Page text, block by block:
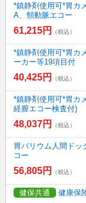
*鎮静剤使用可*胃カ
A、頸動脈エコー
61,215円 （税込）
*鎮静剤使用可*胃カ
ーカー等19項目付
40,425円 （税込）
*鎮静剤使用可*胃カ
経膣エコー検査付)
48,037円 （税込）
胃バリウム人間ド
コー
56,805円 （税込）
健保共通 健康保